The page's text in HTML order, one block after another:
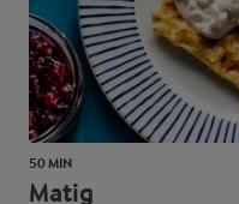
50 MIN
Matig